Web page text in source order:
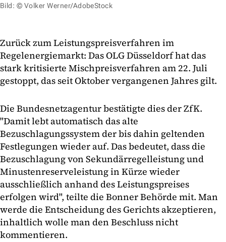
Bild: © Volker Werner/AdobeStock
Zurück zum Leistungspreisverfahren im
Regelenergiemarkt: Das OLG Düsseldorf hat das
stark kritisierte Mischpreisverfahren am 22. Juli
gestoppt, das seit Oktober vergangenen Jahres gilt.
Die Bundesnetzagentur bestätigte dies der ZfK.
"Damit lebt automatisch das alte
Bezuschlagungssystem der bis dahin geltenden
Festlegungen wieder auf. Das bedeutet, dass die
Bezuschlagung von Sekundärregelleistung und
Minustenreserveleistung in Kürze wieder
ausschließlich anhand des Leistungspreises
erfolgen wird", teilte die Bonner Behörde mit. Man
werde die Entscheidung des Gerichts akzeptieren,
inhaltlich wolle man den Beschluss nicht
kommentieren.